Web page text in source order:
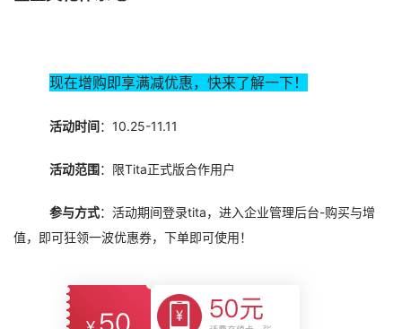
现在增购即享满减优惠，快来了解一下！
活动时间：10.25-11.11
活动范围：限Tita正式版合作用户
参与方式：活动期间登录tita，进入企业管理后台-购买与增
值，即可狂领一波优惠券，下单即可使用！